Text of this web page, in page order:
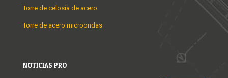
Torre de celosía de acero
Torre de acero microondas
NOTICIAS PRO